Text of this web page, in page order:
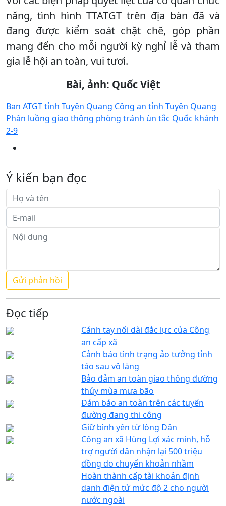
năng, tình hình TTATGT trên địa bàn đã và
đang được kiểm soát chặt chẽ, góp phần
mang đến cho mỗi người kỳ nghỉ lễ và tham
gia lễ hội an toàn, vui tươi.
Bài, ảnh: Quốc Việt
Ban ATGT tỉnh Tuyên Quang Công an tỉnh Tuyên Quang
Phân luồng giao thông phòng tránh ùn tắc Quốc khánh
2-9
Ý kiến bạn đọc
Đọc tiếp
Cánh tay nối dài đắc lực của Công
an cấp xã
Cảnh báo tình trạng ảo tưởng tỉnh
táo sau vô lăng
Bảo đảm an toàn giao thông đường
thủy mùa mưa bão
Đảm bảo an toàn trên các tuyến
đường đang thi công
Giữ bình yên từ lòng Dân
Công an xã Hùng Lợi xác minh, hỗ
trợ người dân nhận lại 500 triệu
đồng do chuyển khoản nhầm
Hoàn thành cấp tài khoản định
danh điện tử mức độ 2 cho người
nước ngoài